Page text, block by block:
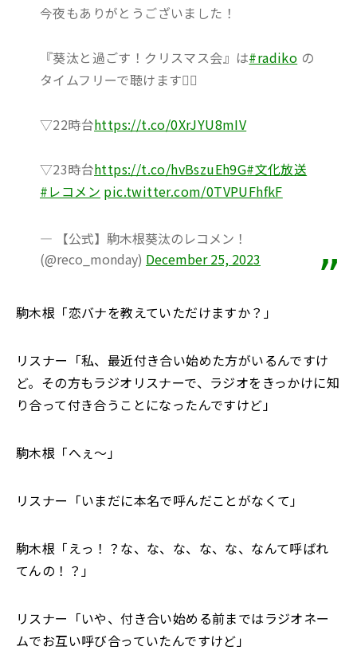
今夜もありがとうございました！
『葵汰と過ごす！クリスマス会』は#radiko の
タイムフリーで聴けます💁‍♀️
▽22時台https://t.co/0XrJYU8mIV
▽23時台https://t.co/hvBszuEh9G#文化放送
#レコメン pic.twitter.com/0TVPUFhfkF
— 【公式】駒木根葵汰のレコメン！
(@reco_monday) December 25, 2023
駒木根「恋バナを教えていただけますか？」
リスナー「私、最近付き合い始めた方がいるんですけ
ど。その方もラジオリスナーで、ラジオをきっかけに知
り合って付き合うことになったんですけど」
駒木根「へぇ～」
リスナー「いまだに本名で呼んだことがなくて」
駒木根「えっ！？な、な、な、な、な、なんて呼ばれ
てんの！？」
リスナー「いや、付き合い始める前まではラジオネー
ムでお互い呼び合っていたんですけど」